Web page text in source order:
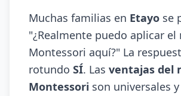
Muchas familias en Etayo se
"¿Realmente puedo aplicar el
Montessori aquí?" La
rotundo SÍ. Las ventajas del
Montessori son universales